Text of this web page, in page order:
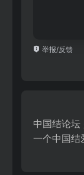
举报/反馈
中国结论坛
一个中国结